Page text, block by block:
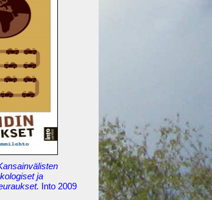
ja
Into 2009